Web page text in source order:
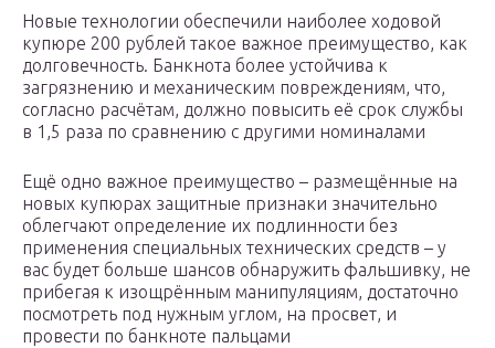
Новые технологии обеспечили наиболее ходовой
купюре 200 рублей такое важное преимущество, как
долговечность. Банкнота более устойчива к
загрязнению и механическим повреждениям, что,
согласно расчётам, должно повысить её срок службы
в 1,5 раза по сравнению с другими номиналами
Ещё одно важное преимущество – размещённые на
новых купюрах защитные признаки значительно
облегчают определение их подлинности без
применения специальных технических средств – у
вас будет больше шансов обнаружить фальшивку, не
прибегая к изощрённым манипуляциям, достаточно
посмотреть под нужным углом, на просвет, и
провести по банкноте пальцами